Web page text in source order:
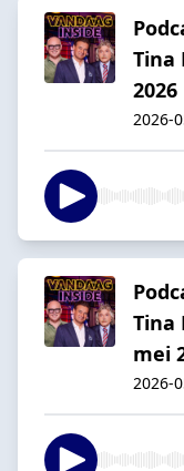
Tina
2026
2026-
Tina
mei
2026-